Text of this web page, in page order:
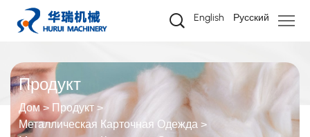
English Русский
Металлическая
карточная
одежда
Продукт
Дом
Продукт
Металлическая Карточная Одежда